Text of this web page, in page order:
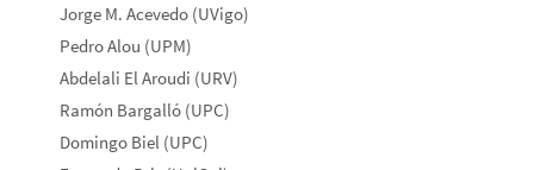
Jorge M. Acevedo (UVigo)
Pedro Alou (UPM)
Abdelali El Aroudi (URV)
Ramón Bargalló (UPC)
Domingo Biel (UPC)